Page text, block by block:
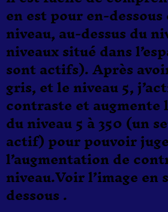
en est pour en-
niveau, au-dessus du
niveaux situé dans
sont actifs). Après
gris, et le niveau 5,
contraste et
du niveau 5 à 350 (un
actif) pour pouvoir
l’augmentation de
niveau.Voir l’image
dessous .